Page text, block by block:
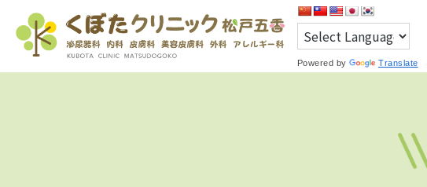
Powered by Translate